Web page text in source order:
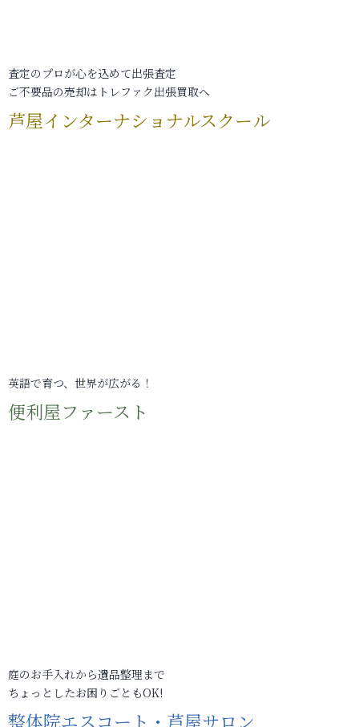
査定のプロが心を込めて出張査定
ご不要品の売却はトレファク出張買取へ
芦屋インターナショナルスクール
英語で育つ、世界が広がる！
便利屋ファースト
庭のお手入れから遺品整理まで
ちょっとしたお困りごともOK!
整体院エスコート・芦屋サロン